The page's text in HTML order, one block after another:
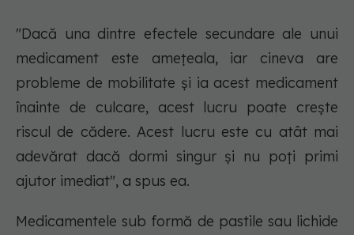
"Dacă una dintre efectele secundare ale unui
medicament este amețeala, iar cineva are
probleme de mobilitate și ia acest medicament
înainte de culcare, acest lucru poate crește
riscul de cădere. Acest lucru este cu atât mai
adevărat dacă dormi singur și nu poți primi
ajutor imediat", a spus ea.
Medicamentele sub formă de pastile sau lichide